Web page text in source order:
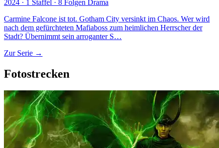
2024 · 1 Staffel · 8 Folgen Drama
Carmine Falcone ist tot. Gotham City versinkt im Chaos. Wer wird
nach dem gefürchteten Mafiaboss zum heimlichen Herrscher der
Stadt? Übernimmt sein arroganter S…
Zur Serie →
Fotostrecken